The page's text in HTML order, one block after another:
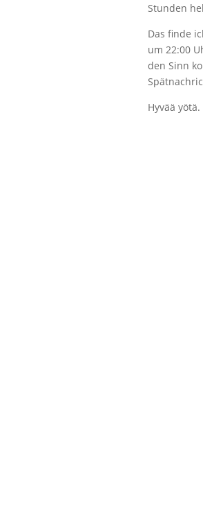
Stunden
Das finde
um 22:00
den Sinn
Hyvää yötä.